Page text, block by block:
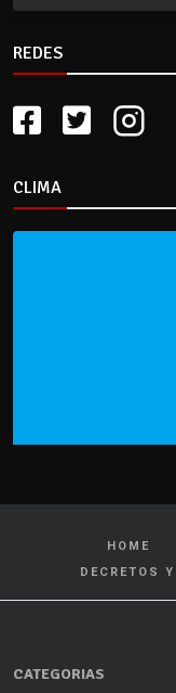
REDES
CLIMA
HOME
DECRETOS
CATEGORIAS